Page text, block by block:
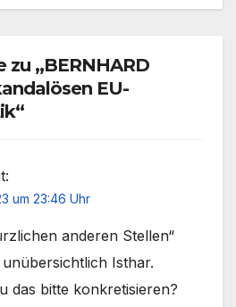
zu „BERNHARD
EU-
um 23:46 Uhr
anderen Stellen“
Isthar.
das bitte konkretisieren?